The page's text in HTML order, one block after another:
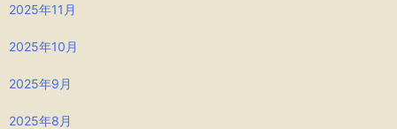
2025年11月
2025年10月
2025年9月
2025年8月